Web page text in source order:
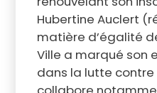
Hubertine Auclert
matière d’égalité
Ville a marqué son
dans la lutte contre